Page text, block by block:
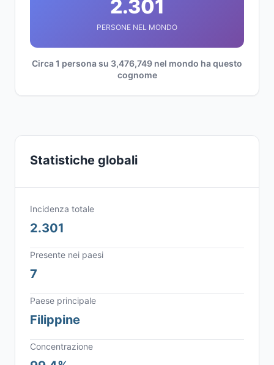
2.301
PERSONE NEL MONDO
Circa 1 persona su 3,476,749 nel mondo ha questo
cognome
Statistiche globali
Incidenza totale
2.301
Presente nei paesi
7
Paese principale
Filippine
Concentrazione